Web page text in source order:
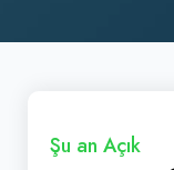
Şu an Açık